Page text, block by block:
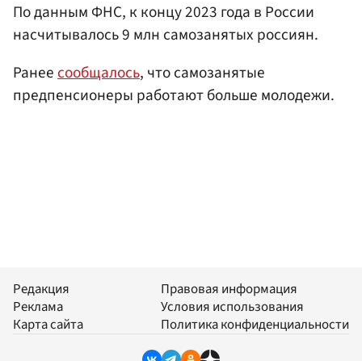
По данным ФНС, к концу 2023 года в России
насчитывалось 9 млн самозанятых россиян.
Ранеесообщалось, что самозанятые
предпенсионеры работают больше молодежи.
Редакция
Реклама
Карта сайта
Правовая информация
Условия использования
Политика конфиденциальности